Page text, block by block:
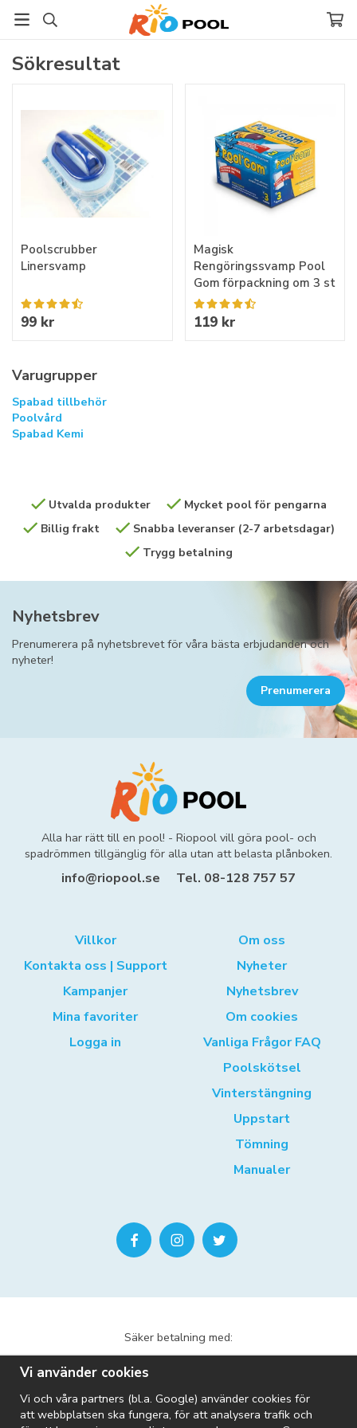
Sökresultat
Poolscrubber
Linersvamp
99 kr
Magisk
Rengöringssvamp Pool
Gom förpackning om 3 st
119 kr
Varugrupper
Spabad tillbehör
Poolvård
Spabad Kemi
Utvalda produkter
Mycket pool för pengarna
Billig frakt
Snabba leveranser (2-7 arbetsdagar)
Trygg betalning
Nyhetsbrev
Prenumerera på nyhetsbrevet för våra bästa erbjudanden och
nyheter!
Prenumerera
Alla har rätt till en pool! - Riopool vill göra pool- och
spadrömmen tillgänglig för alla utan att belasta plånboken.
info@riopool.se Tel. 08-128 757 57
Villkor
Kontakta oss | Support
Kampanjer
Mina favoriter
Logga in
Om oss
Nyheter
Nyhetsbrev
Om cookies
Vanliga Frågor FAQ
Poolskötsel
Vinterstängning
Uppstart
Tömning
Manualer
Säker betalning med:
Vi använder cookies
Vi och våra partners (bl.a. Google) använder cookies för
att webbplatsen ska fungera, för att analysera trafik och